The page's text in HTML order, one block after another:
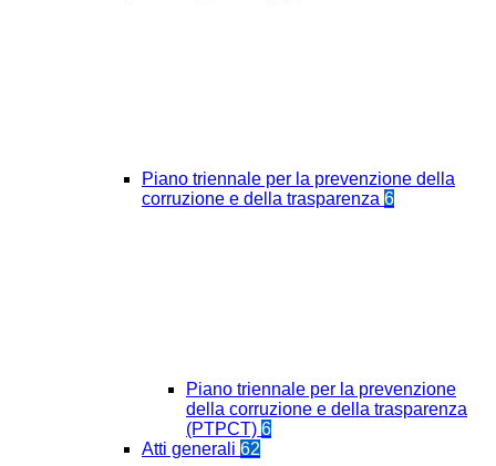
Piano triennale per la prevenzione della
corruzione e della trasparenza 6
Piano triennale per la prevenzione
della corruzione e della trasparenza
(PTPCT) 6
Atti generali 62